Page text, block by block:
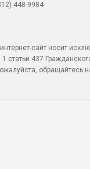
448-9984
сайт носит
статьи 437
обращайтесь